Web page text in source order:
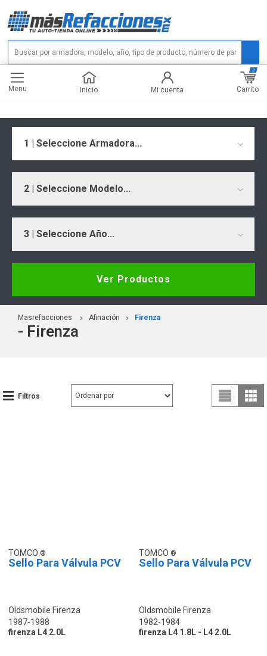
Menu Inicio Mi cuenta Carrito
0
1 | Seleccione Armadora...
2 | Seleccione Modelo...
3 | Seleccione Año...
Ver Productos
Masrefacciones Afinación Firenza
- Firenza
Filtros
TOMCO
Sello Para Válvula PCV
Oldsmobile Firenza
1987-1988
firenza L4 2.0L
TOMCO
Sello Para Válvula PCV
Oldsmobile Firenza
1982-1984
firenza L4 1.8L - L4 2.0L